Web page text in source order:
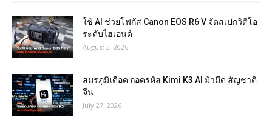
ใช้ AI ช่วยโฟกัส Canon EOS R6 V จัดสเปกวิดีโอ
ระดับไฮเอนด์
August 3, 2026
สมรภูมิเดือด ถอดรหัส Kimi K3 AI ม้ามืด สัญชาติ
จีน
July 27, 2026